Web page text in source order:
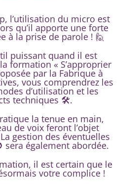
l’utilisation du micro est
qu’il apporte une forte
à la prise de parole ! 🙋
puissant quand il est
formation « S’approprier
par la Fabrique à
vous comprendrez les
d’utilisation et les
techniques 🛠️.
la tenue en main,
de voix feront l’objet
La gestion des éventuelles
sera également abordée.
il est certain que le
votre complice !